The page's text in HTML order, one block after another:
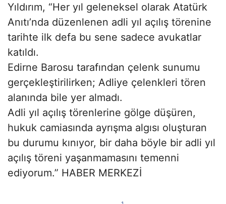
Yıldırım, “Her yıl geleneksel olarak Atatürk
Anıtı’nda düzenlenen adli yıl açılış törenine
tarihte ilk defa bu sene sadece avukatlar
katıldı.
Edirne Barosu tarafından çelenk sunumu
gerçekleştirilirken; Adliye çelenkleri tören
alanında bile yer almadı.
Adli yıl açılış törenlerine gölge düşüren,
hukuk camiasında ayrışma algısı oluşturan
bu durumu kınıyor, bir daha böyle bir adli yıl
açılış töreni yaşanmamasını temenni
ediyorum.” HABER MERKEZİ